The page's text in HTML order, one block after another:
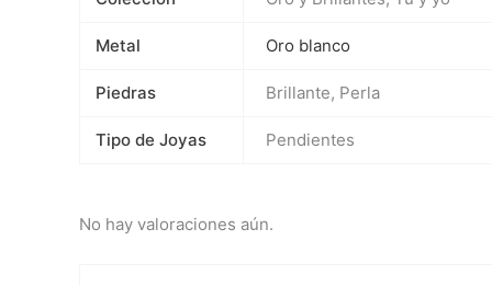
Metal Oro blanco
Piedras Brillante, Perla
Tipo de Joyas Pendientes
No hay valoraciones aún.